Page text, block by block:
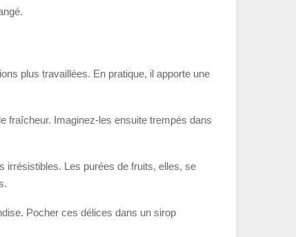
plus travaillées. En pratique, il apporte une
fraîcheur. Imaginez-les ensuite trempés dans
irrésistibles. Les purées de fruits, elles, se
Pocher ces délices dans un sirop